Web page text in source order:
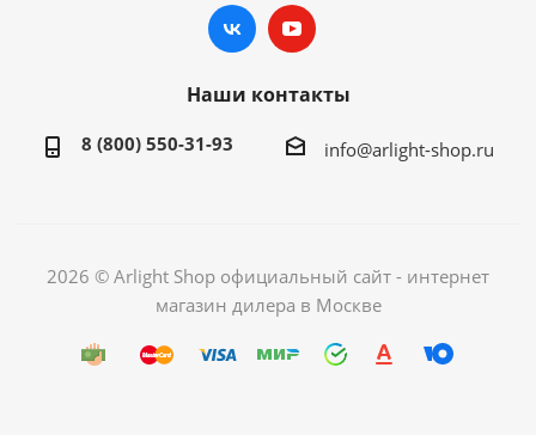
Наши контакты
8 (800) 550-31-93 info@arlight-shop.ru
2026 © Arlight Shop официальный сайт - интернет
магазин дилера в Москве